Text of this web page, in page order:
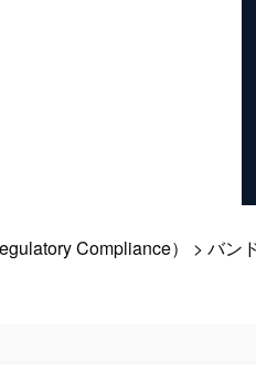
Compliance） > バ